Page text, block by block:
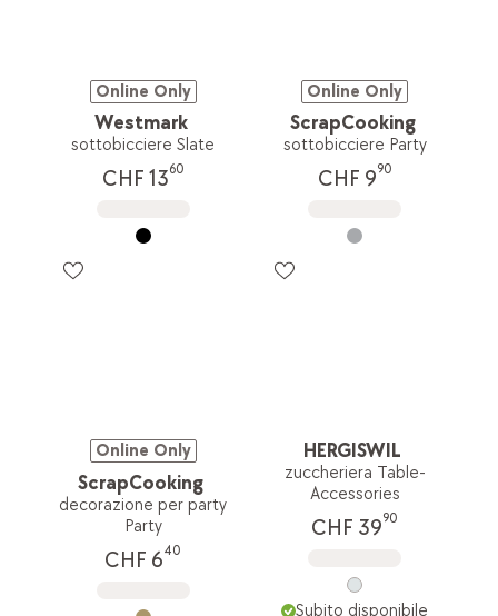
Online Only
Westmark
sottobicciere Slate
CHF 1360
Online Only
ScrapCooking
sottobicciere Party
CHF 990
Online Only
ScrapCooking
decorazione per party
Party
CHF 640
HERGISWIL
zuccheriera Table-
Accessories
CHF 3990
Subito disponibile